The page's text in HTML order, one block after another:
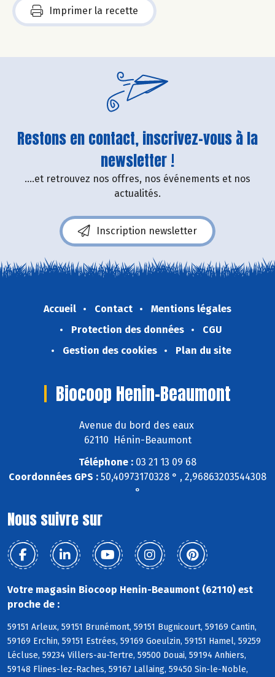
Imprimer la recette
Restons en contact, inscrivez-vous à la
newsletter !
....et retrouvez nos offres, nos événements et nos
actualités.
Inscription newsletter
Accueil Contact
Mentions légales
Protection des données
CGU
Gestion des cookies
Plan du site
Biocoop Henin-Beaumont
Avenue du bord des eaux
62110 Hénin-Beaumont
Téléphone : 03 21 13 09 68
Coordonnées GPS : 50,40973170328 ° , 2,96863203544308
°
Nous suivre sur
Votre magasin Biocoop Henin-Beaumont (62110) est
proche de :
59151 Arleux, 59151 Brunémont, 59151 Bugnicourt, 59169 Cantin,
59169 Erchin, 59151 Estrées, 59169 Goeulzin, 59151 Hamel, 59259
Lécluse, 59234 Villers-au-Tertre, 59500 Douai, 59194 Anhiers,
59148 Flines-lez-Raches, 59167 Lallaing, 59450 Sin-le-Noble,